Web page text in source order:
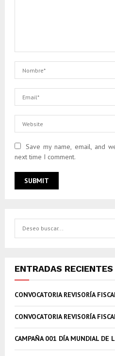
Save my name, email, and
next time I comment.
c
h
o
r
:
ENTRADAS RECIENTES
CONVOCATORIA REVISORÍA
CONVOCATORIA REVISORÍA
CAMPAÑA 001 DÍA MUNDIAL DE